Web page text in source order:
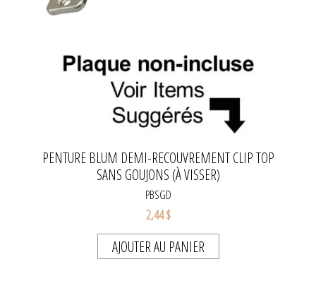
PENTURE BLUM DEMI-RECOUVREMENT CLIP TOP
SANS GOUJONS (À VISSER)
PBSGD
2,44 $
AJOUTER AU PANIER